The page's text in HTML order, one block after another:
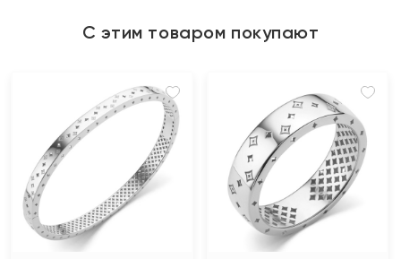
С этим товаром покупают